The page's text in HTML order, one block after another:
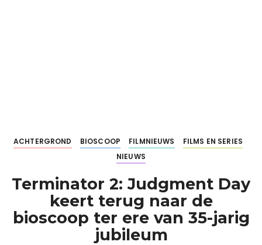
ACHTERGROND BIOSCOOP FILMNIEUWS
FILMS EN SERIES
NIEUWS
Terminator 2: Judgment Day
keert terug naar de
bioscoop ter ere van 35-jarig
jubileum